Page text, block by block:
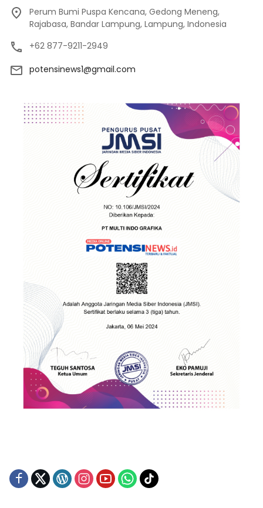
Perum Bumi Puspa Kencana, Gedong Meneng,
Rajabasa, Bandar Lampung, Lampung, Indonesia
+62 877-9211-2949
potensinews1@gmail.com